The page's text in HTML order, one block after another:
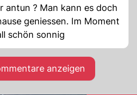
antun ? Man kann es doch
geniessen. Im Moment
schön sonnig
anzeigen